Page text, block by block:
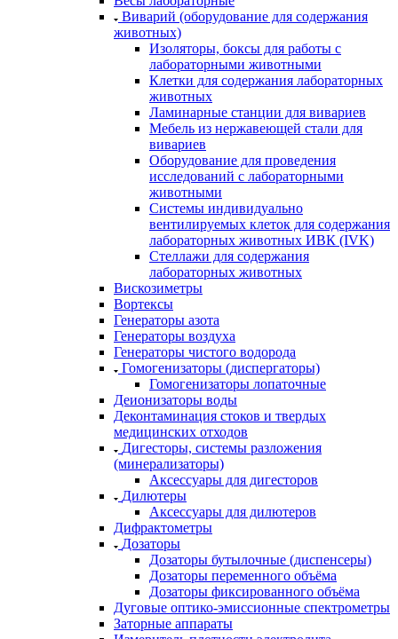
Виварий (оборудование для содержания
животных)
Изоляторы, боксы для работы с
лабораторными животными
Клетки для содержания лабораторных
животных
Ламинарные станции для вивариев
Мебель из нержавеющей стали для
вивариев
Оборудование для проведения
исследований с лабораторными
животными
Системы индивидуально
вентилируемых клеток для содержания
лабораторных животных ИВК (IVK)
Стеллажи для содержания
лабораторных животных
Вискозиметры
Вортексы
Генераторы азота
Генераторы воздуха
Генераторы чистого водорода
Гомогенизаторы (диспергаторы)
Гомогенизаторы лопаточные
Деионизаторы воды
Деконтаминация стоков и твердых
медицинских отходов
Дигесторы, системы разложения
(минерализаторы)
Аксессуары для дигесторов
Дилютеры
Аксессуары для дилютеров
Дифрактометры
Дозаторы
Дозаторы бутылочные (диспенсеры)
Дозаторы переменного объёма
Дозаторы фиксированного объёма
Дуговые оптико-эмиссионные спектрометры
Заторные аппараты